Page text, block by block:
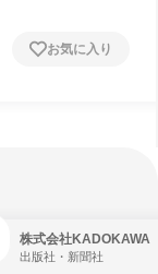
お気に入り
株式会社KADOKAWA
出版社・新聞社